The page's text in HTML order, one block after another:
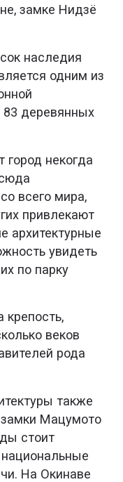
замке Нидзё
наследия
одним из
83 деревянных
город некогда
всего мира,
привлекают
архитектурные
увидеть
по парку
крепость,
веков
рода
также
Мацумото
стоит
На Окинаве